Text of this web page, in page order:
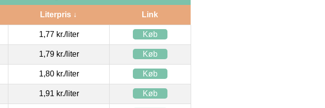
Literpris ↓ Link
1,77 kr./liter Køb
1,79 kr./liter Køb
1,80 kr./liter Køb
1,91 kr./liter Køb